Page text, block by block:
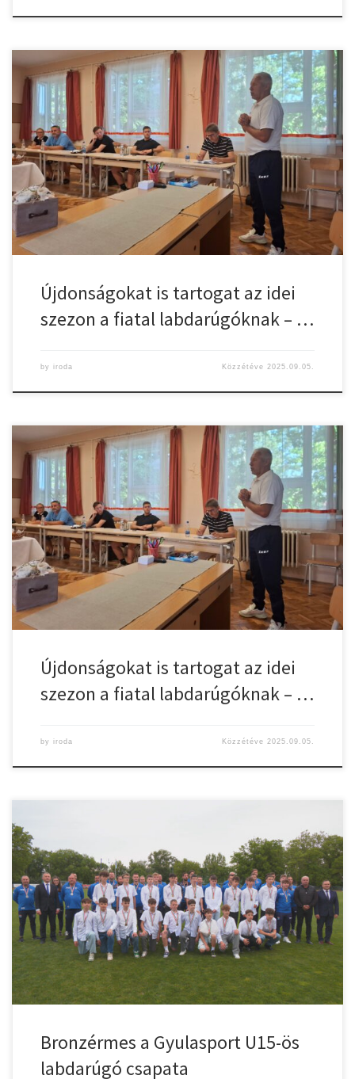
A Gyulasport Kiemelt Körzetközpont csütörtökön tartotta a D-szintű
klubjai számára a 2025/2026-os évad őszi nyitóértekezletét. A
sportvezetők és edzők Szabadkígyósról, Kétegyházáról, Békésről,
Medgyesegyházáról, Vésztőről, Szeghalomról, Sarkadról,
Zsadányból, Elekről érkeztek, a házigazda gyulaiak mellett. A
kiemelt körzetközpont 12 D-szintű klub. 49 sportcsoportjának
munkáját koordinálja. A körzetközpontok-grassroots klubok
feladatairól, a kiválasztási programról, […]
Újdonságokat is tartogat az idei
szezon a fiatal labdarúgóknak – …
by iroda Közzétéve 2025.09.05.
A Gyulasport Kiemelt Körzetközpont csütörtökön tartotta a D-szintű
klubjai számára a 2025/2026-os évad őszi nyitóértekezletét. A
sportvezetők és edzők Szabadkígyósról, Kétegyházáról, Békésről,
Medgyesegyházáról, Vésztőről, Szeghalomról, Sarkadról,
Zsadányból, Elekről érkeztek, a házigazda gyulaiak mellett. A
kiemelt körzetközpont 12 D-szintű klub. 49 sportcsoportjának
munkáját koordinálja. A körzetközpontok-grassroots klubok
feladatairól, a kiválasztási programról, […]
Újdonságokat is tartogat az idei
szezon a fiatal labdarúgóknak – …
by iroda Közzétéve2025.09.05.
A kézilabda sikerek után, a Gyulasport utánpótlás labdarúgói is
remekeltek a regionális bajnokságban. Az U15-ös fiatalok a
harmadik helyen zárták a szezont, ahol mindösszesen egyszer
találtak legyőzőre. A Gyulai Termál FC is történelminek nevezhető
sikert ért el a 2024/25-ös NB III-as bajnokságban – minden
várakozást felülmúlva, a dobogó második fokára […]
Bronzérmes a Gyulasport U15-ös
labdarúgó csapata